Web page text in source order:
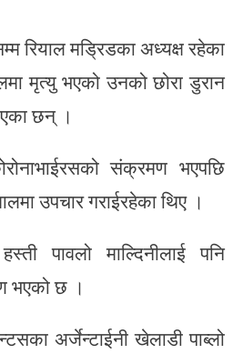
रियाल मड्रिडका अध्यक्ष रहेका
मृत्यु भएको उनको छोरा डुरान
छन् ।
संक्रमण भएपछि
उपचार गराईरहेका थिए ।
पावलो माल्दिनीलाई पनि
भएको छ ।
अर्जेन्टाईनी खेलाडी पाब्लो